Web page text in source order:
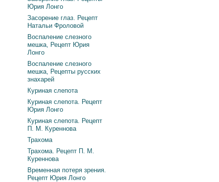
Юрия Лонго
Засорение глаз. Рецепт
Натальи Фроловой
Воспаление слезного
мешка, Рецепт Юрия
Лонго
Воспаление слезного
мешка, Рецепты русских
знахарей
Куриная слепота
Куриная слепота. Рецепт
Юрия Лонго
Куриная слепота. Рецепт
П. М. Куреннова
Трахома
Трахома. Рецепт П. М.
Куреннова
Временная потеря зрения.
Рецепт Юрия Лонго